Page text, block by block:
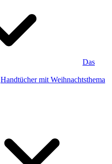
Das
Handtücher mit Weihnachtsthema